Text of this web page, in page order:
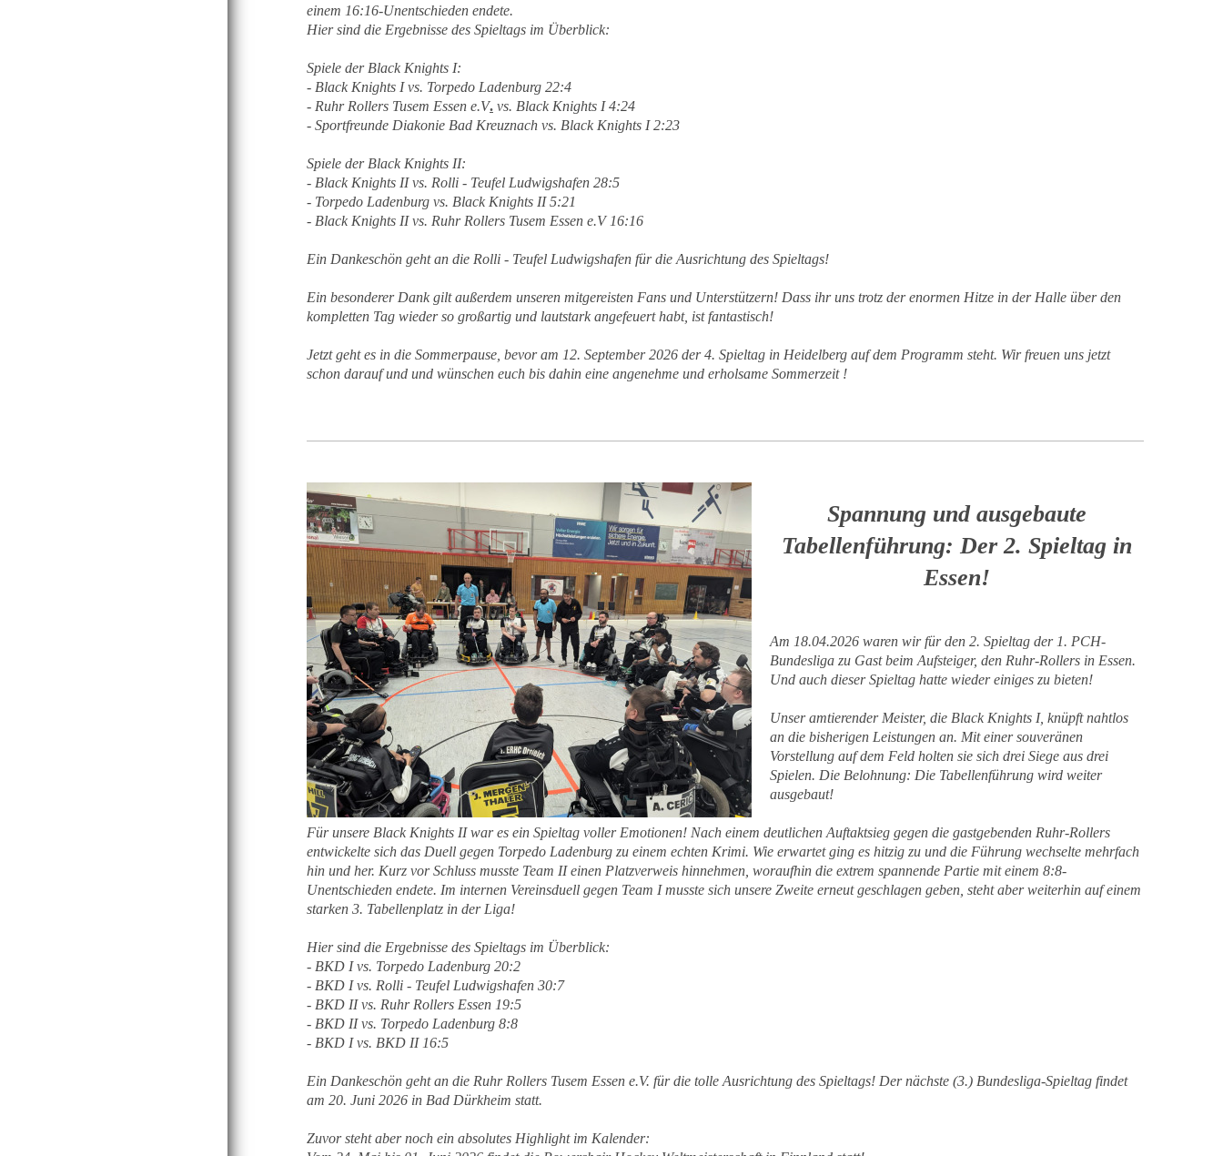
einem 16:16-Unentschieden endete.
Hier sind die Ergebnisse des Spieltags im Überblick:
Spiele der Black Knights I:
- Black Knights I vs. Torpedo Ladenburg 22:4
- Ruhr Rollers Tusem Essen e.V. vs. Black Knights I 4:24
- Sportfreunde Diakonie Bad Kreuznach vs. Black Knights I 2:23
Spiele der Black Knights II:
- Black Knights II vs. Rolli - Teufel Ludwigshafen 28:5
- Torpedo Ladenburg vs. Black Knights II 5:21
- Black Knights II vs. Ruhr Rollers Tusem Essen e.V 16:16
Ein Dankeschön geht an die Rolli - Teufel Ludwigshafen für die Ausrichtung des Spieltags!
Ein besonderer Dank gilt außerdem unseren mitgereisten Fans und Unterstützern! Dass ihr uns trotz der enormen Hitze in der Halle über den
kompletten Tag wieder so großartig und lautstark angefeuert habt, ist fantastisch!
Jetzt geht es in die Sommerpause, bevor am 12. September 2026 der 4. Spieltag in Heidelberg auf dem Programm steht. Wir freuen uns jetzt
schon darauf und und wünschen euch bis dahin eine angenehme und erholsame Sommerzeit !
Spannung und ausgebaute
Tabellenführung: Der 2. Spieltag in
Essen!
Am 18.04.2026 waren wir für den 2. Spieltag der 1. PCH-
Bundesliga zu Gast beim Aufsteiger, den Ruhr-Rollers in Essen.
Und auch dieser Spieltag hatte wieder einiges zu bieten!
Unser amtierender Meister, die Black Knights I, knüpft nahtlos
an die bisherigen Leistungen an. Mit einer souveränen
Vorstellung auf dem Feld holten sie sich drei Siege aus drei
Spielen. Die Belohnung: Die Tabellenführung wird weiter
ausgebaut!
Für unsere Black Knights II war es ein Spieltag voller Emotionen! Nach einem deutlichen Auftaktsieg gegen die gastgebenden Ruhr-Rollers
entwickelte sich das Duell gegen Torpedo Ladenburg zu einem echten Krimi. Wie erwartet ging es hitzig zu und die Führung wechselte mehrfach
hin und her. Kurz vor Schluss musste Team II einen Platzverweis hinnehmen, woraufhin die extrem spannende Partie mit einem 8:8-
Unentschieden endete. Im internen Vereinsduell gegen Team I musste sich unsere Zweite erneut geschlagen geben, steht aber weiterhin auf einem
starken 3. Tabellenplatz in der Liga!
Hier sind die Ergebnisse des Spieltags im Überblick:
- BKD I vs. Torpedo Ladenburg 20:2
- BKD I vs. Rolli - Teufel Ludwigshafen 30:7
- BKD II vs. Ruhr Rollers Essen 19:5
- BKD II vs. Torpedo Ladenburg 8:8
- BKD I vs. BKD II 16:5
Ein Dankeschön geht an die Ruhr Rollers Tusem Essen e.V. für die tolle Ausrichtung des Spieltags! Der nächste (3.) Bundesliga-Spieltag findet
am 20. Juni 2026 in Bad Dürkheim statt.
Zuvor steht aber noch ein absolutes Highlight im Kalender: